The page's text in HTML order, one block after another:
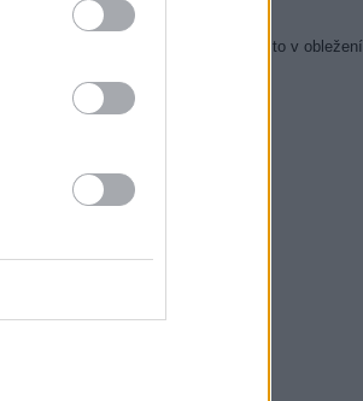
20:20 Mumie se vrací
22:55 Pacific Rim: Povstání
01:05 Policejní akademie 6: Město v obležení
20:15 Zákony vlka 2 (6)
21:30 Mordparta II (6)
20:10 Profesionálové (3)
21:20 Profesionálové (4)